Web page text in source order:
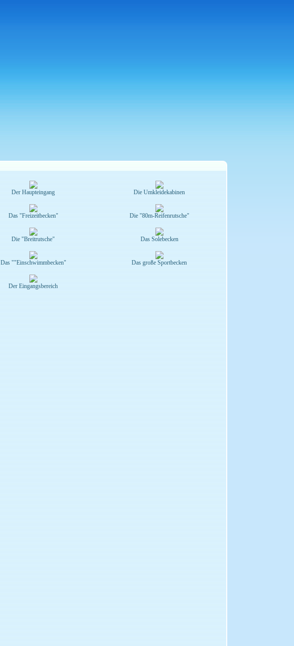
Der Haupteingang Die Umkleidekabinen
Das "Freizeitbecken" Die "80m-Reifenrutsche"
Die "Breitrutsche" Das Solebecken
Das ""Einschwimmbecken" Das große Sportbecken
Der Eingangsbereich